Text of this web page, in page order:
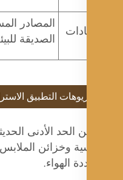
المصادر المستدامة
الصديقة للبيئة
التطبيق الاستراتيجي
الأدنى الحديثة:
وخزائن الملابس
الهواء.